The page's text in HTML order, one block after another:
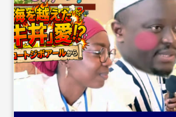
続きを読む